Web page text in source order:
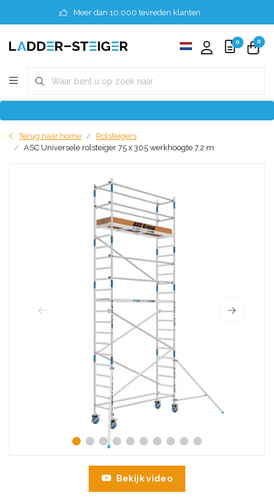
Meer dan 10.000 tevreden klanten
0 0
Terug naar home
Rolsteigers
ASC Universele rolsteiger 75 x 305 werkhoogte 7,2 m
Bekijk video